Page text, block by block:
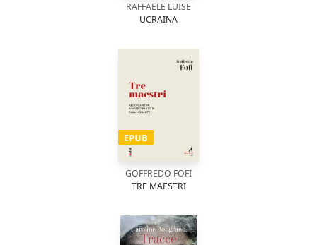
RAFFAELE LUISE
UCRAINA
EPUB
GOFFREDO FOFI
TRE MAESTRI